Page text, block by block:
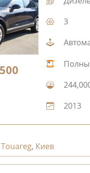
3
2013
Touareg, Киев